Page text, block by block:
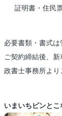
証明書・住民
必要書類・書式は
ご契約締結後、
政書士事務所より
いまいちピンと